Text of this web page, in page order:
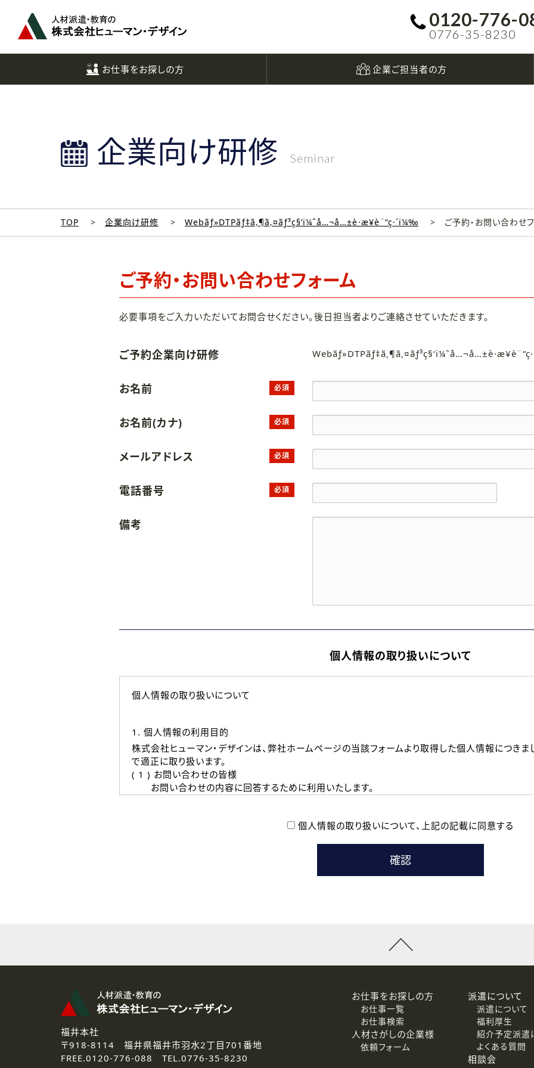
0120-776-
0776-35-8230
お仕事をお探しの方 企業ご担当者の方
企業向け研修 Seminar
TOP 企業向け研修 Webãƒ»DTPãƒ‡ã‚¶ã‚¤ãƒ³ç§‘ï¼ˆå…¬å…±è·æ¥­è¨“ç·´ï¼‰ ご予約・お問い合わせ
ご予約・お問い合わせフォーム
必要事項をご入力いただいてお問合せください。後日担当者よりご連絡させていただきます。
ご予約企業向け研修
お名前 必須
お名前(カナ) 必須
メールアドレス 必須
電話番号 必須
備考
個人情報の取り扱いについて
個人情報の取り扱いについて
1. 個人情報の利用目的
株式会社ヒューマン・デザインは、弊社ホームページの当該フォームより取得した個人情報につき
で適正に取り扱います。
( 1 ) お問い合わせの皆様
お問い合わせの内容に回答するために利用いたします。
本登録に関するご連絡および本登録時の参考情報として利用いたします。
なお、ご連絡手段は、電話・Ｅメールのいずれかの方法といたします。
3.個人情報の取り扱いの委託
弊社の定める個人情報保護の評価基準を満たした委託先に、個人情報を委託する場合があります。
4.個人情報の開示等について
ご提供いただいた個人情報の開示等（利用目的の通知、開示、訂正、追加または削除、利用の停止、
個人情報の取り扱いについて、 上記の記載に同意する
へ
福井本社
〒918-8114 福井県福井市羽水2丁目701番地
FREE.0120-776-088 TEL.0776-35-8230
お仕事をお探しの方
お仕事一覧
お仕事検索
人材さがしの企業様
依頼フォーム
派遣について
派遣について
福利厚生
紹介予定派遣
よくある質問
相談会